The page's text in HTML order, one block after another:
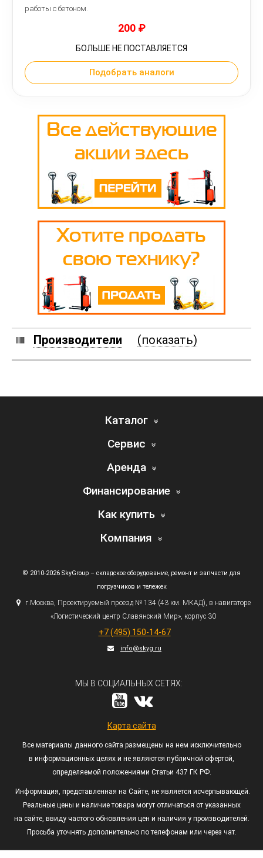
работы с бетоном.
200 ₽
БОЛЬШЕ НЕ ПОСТАВЛЯЕТСЯ
Подобрать аналоги
Производители (показать)
Каталог
Сервис
Аренда
Финансирование
Как купить
Компания
© 2010-2026 SkyGroup – складское оборудование, ремонт и запчасти для
погрузчиков и тележек
г.Москва, Проектируемый проезд № 134 (43км. МКАД), в навигаторе
«Логистический центр Славянский Мир», корпус 30
+7 (495) 150-14-67
info@skyg.ru
МЫ В СОЦИАЛЬНЫХ СЕТЯХ:
Карта сайта
Все материалы данного сайта размещены на нем исключительно
в информационных целях и не являются публичной офертой,
определяемой положениями Статьи 437 ГК РФ.
Информация, представленная на Сайте, не является исчерпывающей.
Реальные цены и наличие товара могут отличаться от указанных
на сайте, ввиду частого обновления цен и наличия у производителей.
Просьба уточнять дополнительно по телефонам или через чат.